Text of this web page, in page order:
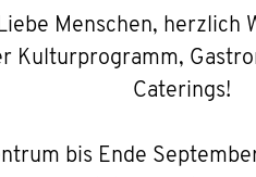
Menschen, herzlich
Kulturprogramm,
Caterings!
bis Ende